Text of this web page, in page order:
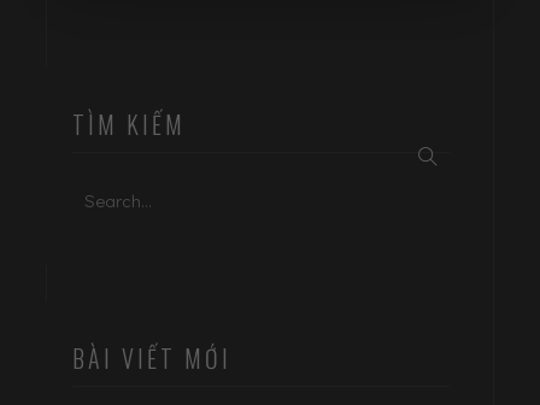
TÌM KIẾM
BÀI VIẾT MỚI